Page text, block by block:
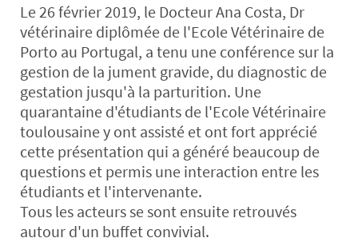
Le 26 février 2019, le Docteur Ana Costa, Dr
vétérinaire diplômée de l'Ecole Vétérinaire de
Porto au Portugal, a tenu une conférence sur la
gestion de la jument gravide, du diagnostic de
gestation jusqu'à la parturition. Une
quarantaine d'étudiants de l'Ecole Vétérinaire
toulousaine y ont assisté et ont fort apprécié
cette présentation qui a généré beaucoup de
questions et permis une interaction entre les
étudiants et l'intervenante.
Tous les acteurs se sont ensuite retrouvés
autour d'un buffet convivial.